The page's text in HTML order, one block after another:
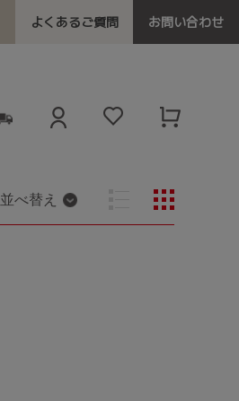
よくあるご質問 お問い合わせ
並べ替え